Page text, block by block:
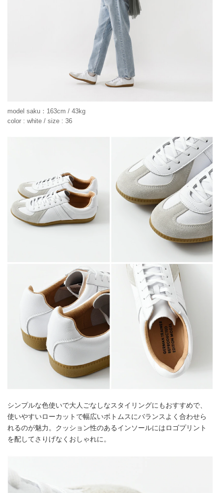
model saku：163cm / 43kg
color : white / size : 36
シンプルな色使いで大人ごなしなスタイリングにもおすすめで、
使いやすいローカットで幅広いボトムスにバランスよく合わせら
れるのが魅力。クッション性のあるインソールにはロゴプリント
を配してさりげなくおしゃれに。